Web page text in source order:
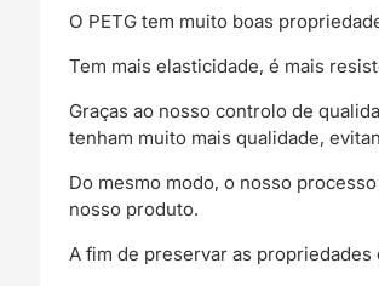
O PETG tem muito boas
Tem mais elasticidade, é mais
Graças ao nosso controlo de
tenham muito mais qualidade,
Do mesmo modo, o nosso
nosso produto.
A fim de preservar as